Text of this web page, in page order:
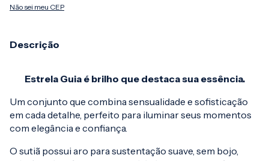
Não sei meu CEP
Descrição
Estrela Guia é brilho que destaca sua essência.
Um conjunto que combina sensualidade e sofisticação
em cada detalhe, perfeito para iluminar seus momentos
com elegância e confiança.
O sutiã possui aro para sustentação suave, sem bojo,